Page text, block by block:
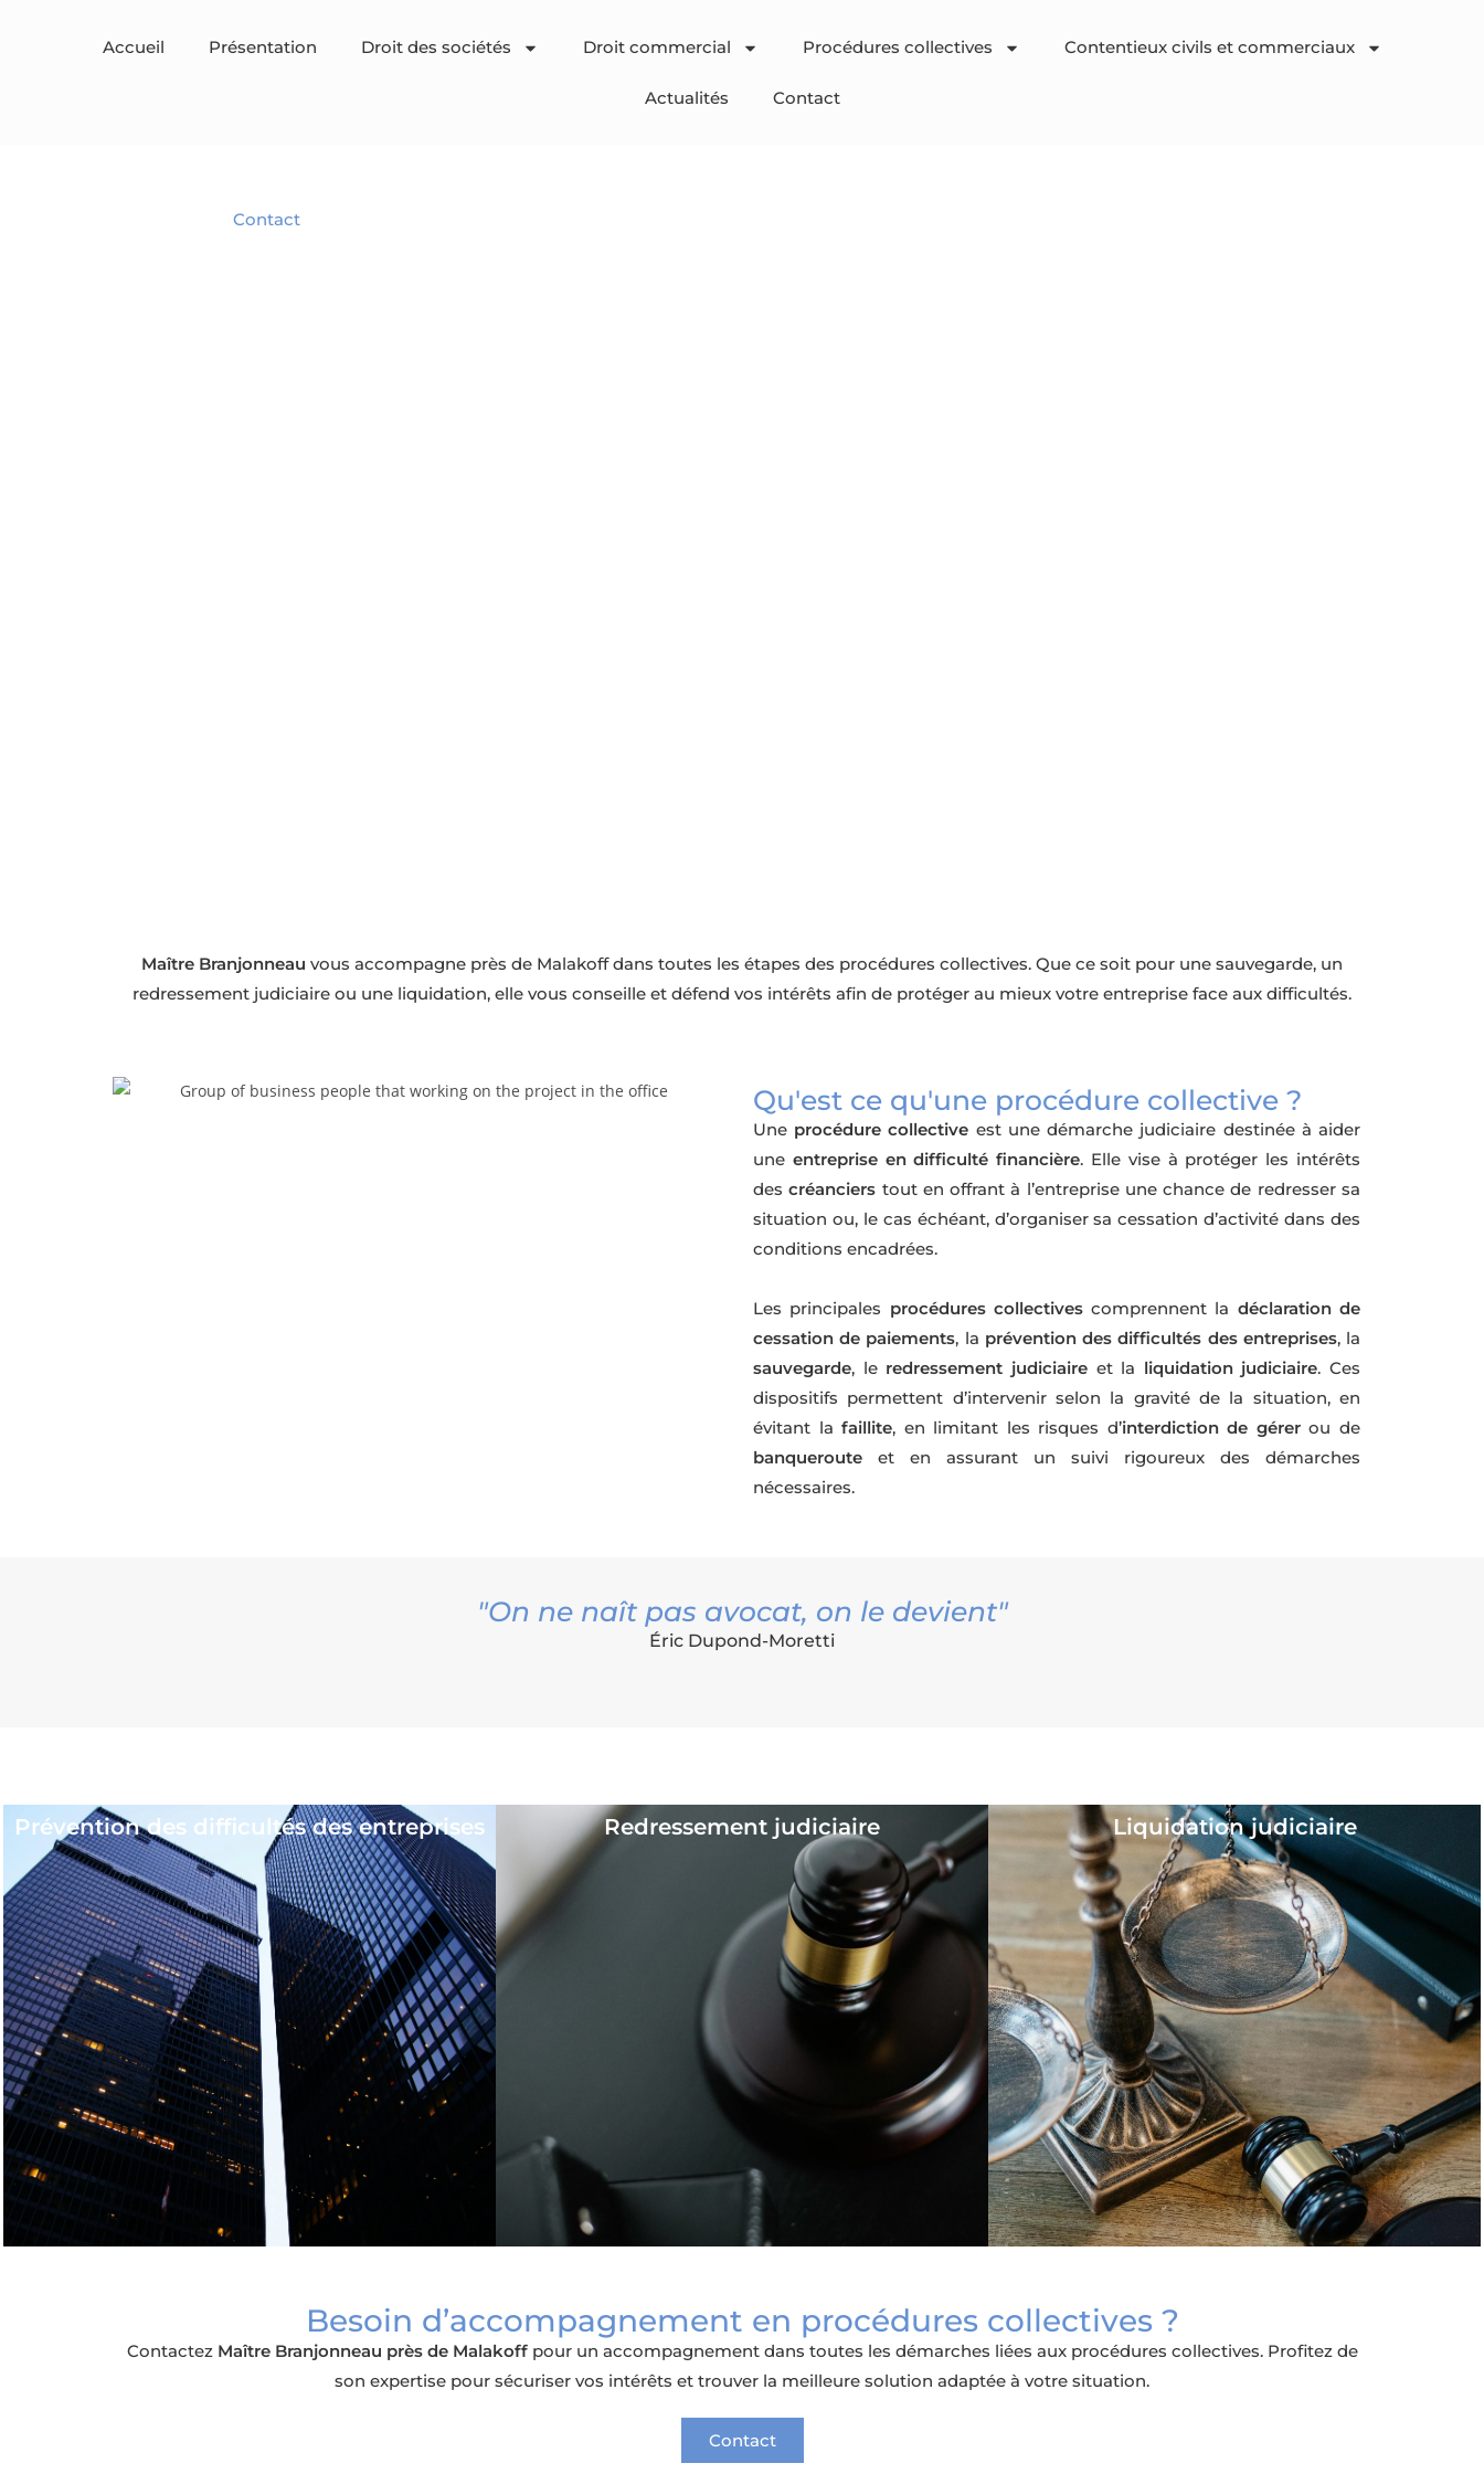
Accueil Présentation Droit des sociétés Droit commercial Procédures collectives Contentieux civils et commerciaux
Actualités Contact
Contact
Maître Branjonneau vous accompagne près de Malakoff dans toutes les étapes des procédures collectives. Que ce soit pour une sauvegarde, un
redressement judiciaire ou une liquidation, elle vous conseille et défend vos intérêts afin de protéger au mieux votre entreprise face aux difficultés.
Qu'est ce qu'une procédure collective ?
Une procédure collective est une démarche judiciaire destinée à aider
une entreprise en difficulté financière. Elle vise à protéger les intérêts
descréanciers tout en offrant à l’entreprise une chance de redresser sa
situation ou, le cas échéant, d’organiser sa cessation d’activité dans des
conditions encadrées.
Les principales procédures collectivescomprennent la déclaration de
cessation de paiements, la prévention des difficultés des entreprises, la
sauvegarde, le redressement judiciaireet la liquidation judiciaire. Ces
dispositifs permettent d’intervenir selon la gravité de la situation, en
évitant lafaillite, en limitant les risques d’interdiction de gérerou de
banqueroute et en assurant un suivi rigoureux des démarches
nécessaires.
"On ne naît pas avocat, on le devient"
Éric Dupond-Moretti
Prévention des difficultés des entreprises Redressement judiciaire Liquidation judiciaire
Besoin d’accompagnement en procédures collectives ?
Contactez Maître Branjonneau près de Malakoffpour un accompagnement dans toutes les démarches liées aux procédures collectives. Profitez de
son expertise pour sécuriser vos intérêts et trouver la meilleure solution adaptée à votre situation.
Contact